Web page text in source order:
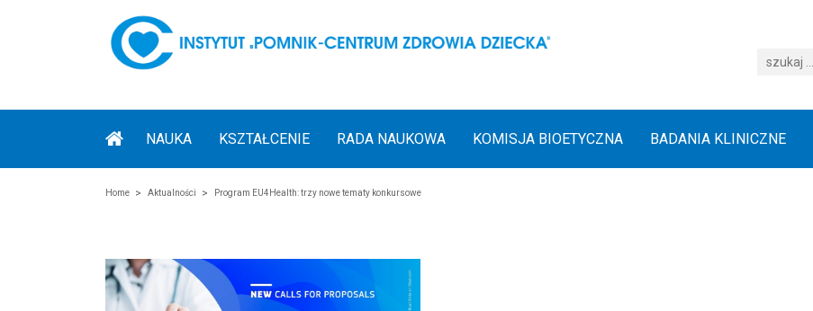
NAUKA KSZTAŁCENIE RADA NAUKOWA KOMISJA BIOETYCZNA BADANIA KLINICZNE
Home Aktualności Program EU4Health: trzy nowe tematy konkursowe